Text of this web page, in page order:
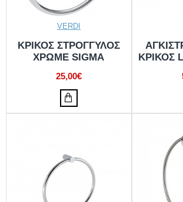
VERDI
ΚΡΙΚΟΣ ΣΤΡΟΓΓΥΛΟΣ
ΧΡΩΜΕ SIGMA
25,00€
ΚΡΙΚΟΣ